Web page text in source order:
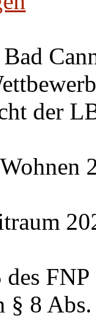
der
§ 8